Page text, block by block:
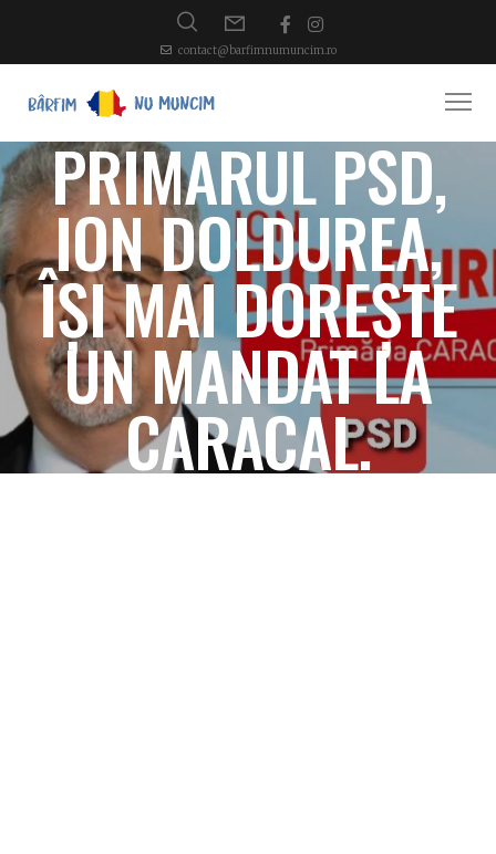
contact@barfimnumuncim.ro
PRIMARUL PSD,
ION DOLDUREA,
ÎȘI MAI DOREȘTE
UN MANDAT LA
CARACAL.